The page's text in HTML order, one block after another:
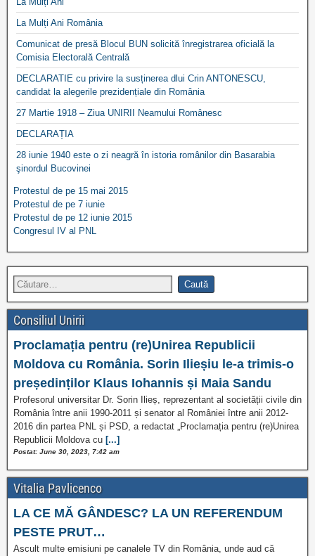
La Mulți Ani România
Comunicat de presă Blocul BUN solicită înregistrarea oficială la
Comisia Electorală Centrală
DECLARATIE cu privire la susținerea dlui Crin ANTONESCU,
candidat la alegerile prezidențiale din România
27 Martie 1918 – Ziua UNIRII Neamului Românesc
DECLARAȚIA
28 iunie 1940 este o zi neagră în istoria românilor din Basarabia
şinordul Bucovinei
Protestul de pe 15 mai 2015
Protestul de pe 7 iunie
Protestul de pe 12 iunie 2015
Congresul IV al PNL
Consiliul Unirii
Proclamația pentru (re)Unirea Republicii
Moldova cu România. Sorin Ilieșiu le-a trimis-o
președinților Klaus Iohannis și Maia Sandu
Profesorul universitar Dr. Sorin Ilieș, reprezentant al societății civile din
România între anii 1990-2011 și senator al României între anii 2012-
2016 din partea PNL și PSD, a redactat „Proclamația pentru (re)Unirea
Republicii Moldova cu [...]
Postat: June 30, 2023, 7:42 am
Vitalia Pavlicenco
LA CE MĂ GÂNDESC? LA UN REFERENDUM
PESTE PRUT…
Ascult multe emisiuni pe canalele TV din România, unde aud că